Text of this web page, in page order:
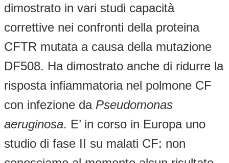
dimostrato in vari studi capacità
correttive nei confronti della proteina
CFTR mutata a causa della mutazione
DF508. Ha dimostrato anche di ridurre la
risposta infiammatoria nel polmone CF
con infezione da Pseudomonas
aeruginosa. E’ in corso in Europa uno
studio di fase II su malati CF: non